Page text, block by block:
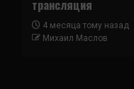
трансляция
4 месяца тому назад
Михаил Маслов